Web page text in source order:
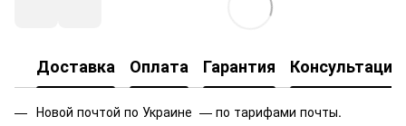
Доставка Оплата Гарантия Консультация
Новой почтой по Украине — по тарифами почты.